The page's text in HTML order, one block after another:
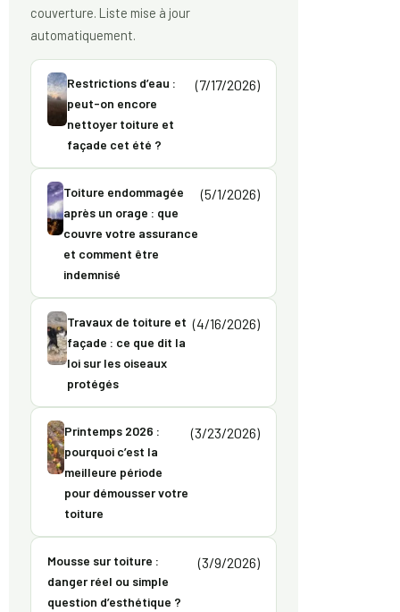
couverture. Liste mise à jour
automatiquement.
Restrictions d’eau :
peut-on encore
nettoyer toiture et
façade cet été ?
(7/17/2026)
Toiture endommagée
après un orage : que
couvre votre assurance
et comment être
indemnisé
(5/1/2026)
Travaux de toiture et
façade : ce que dit la
loi sur les oiseaux
protégés
(4/16/2026)
Printemps 2026 :
pourquoi c’est la
meilleure période
pour démousser votre
toiture
(3/23/2026)
Mousse sur toiture :
danger réel ou simple
question d’esthétique ?
(3/9/2026)